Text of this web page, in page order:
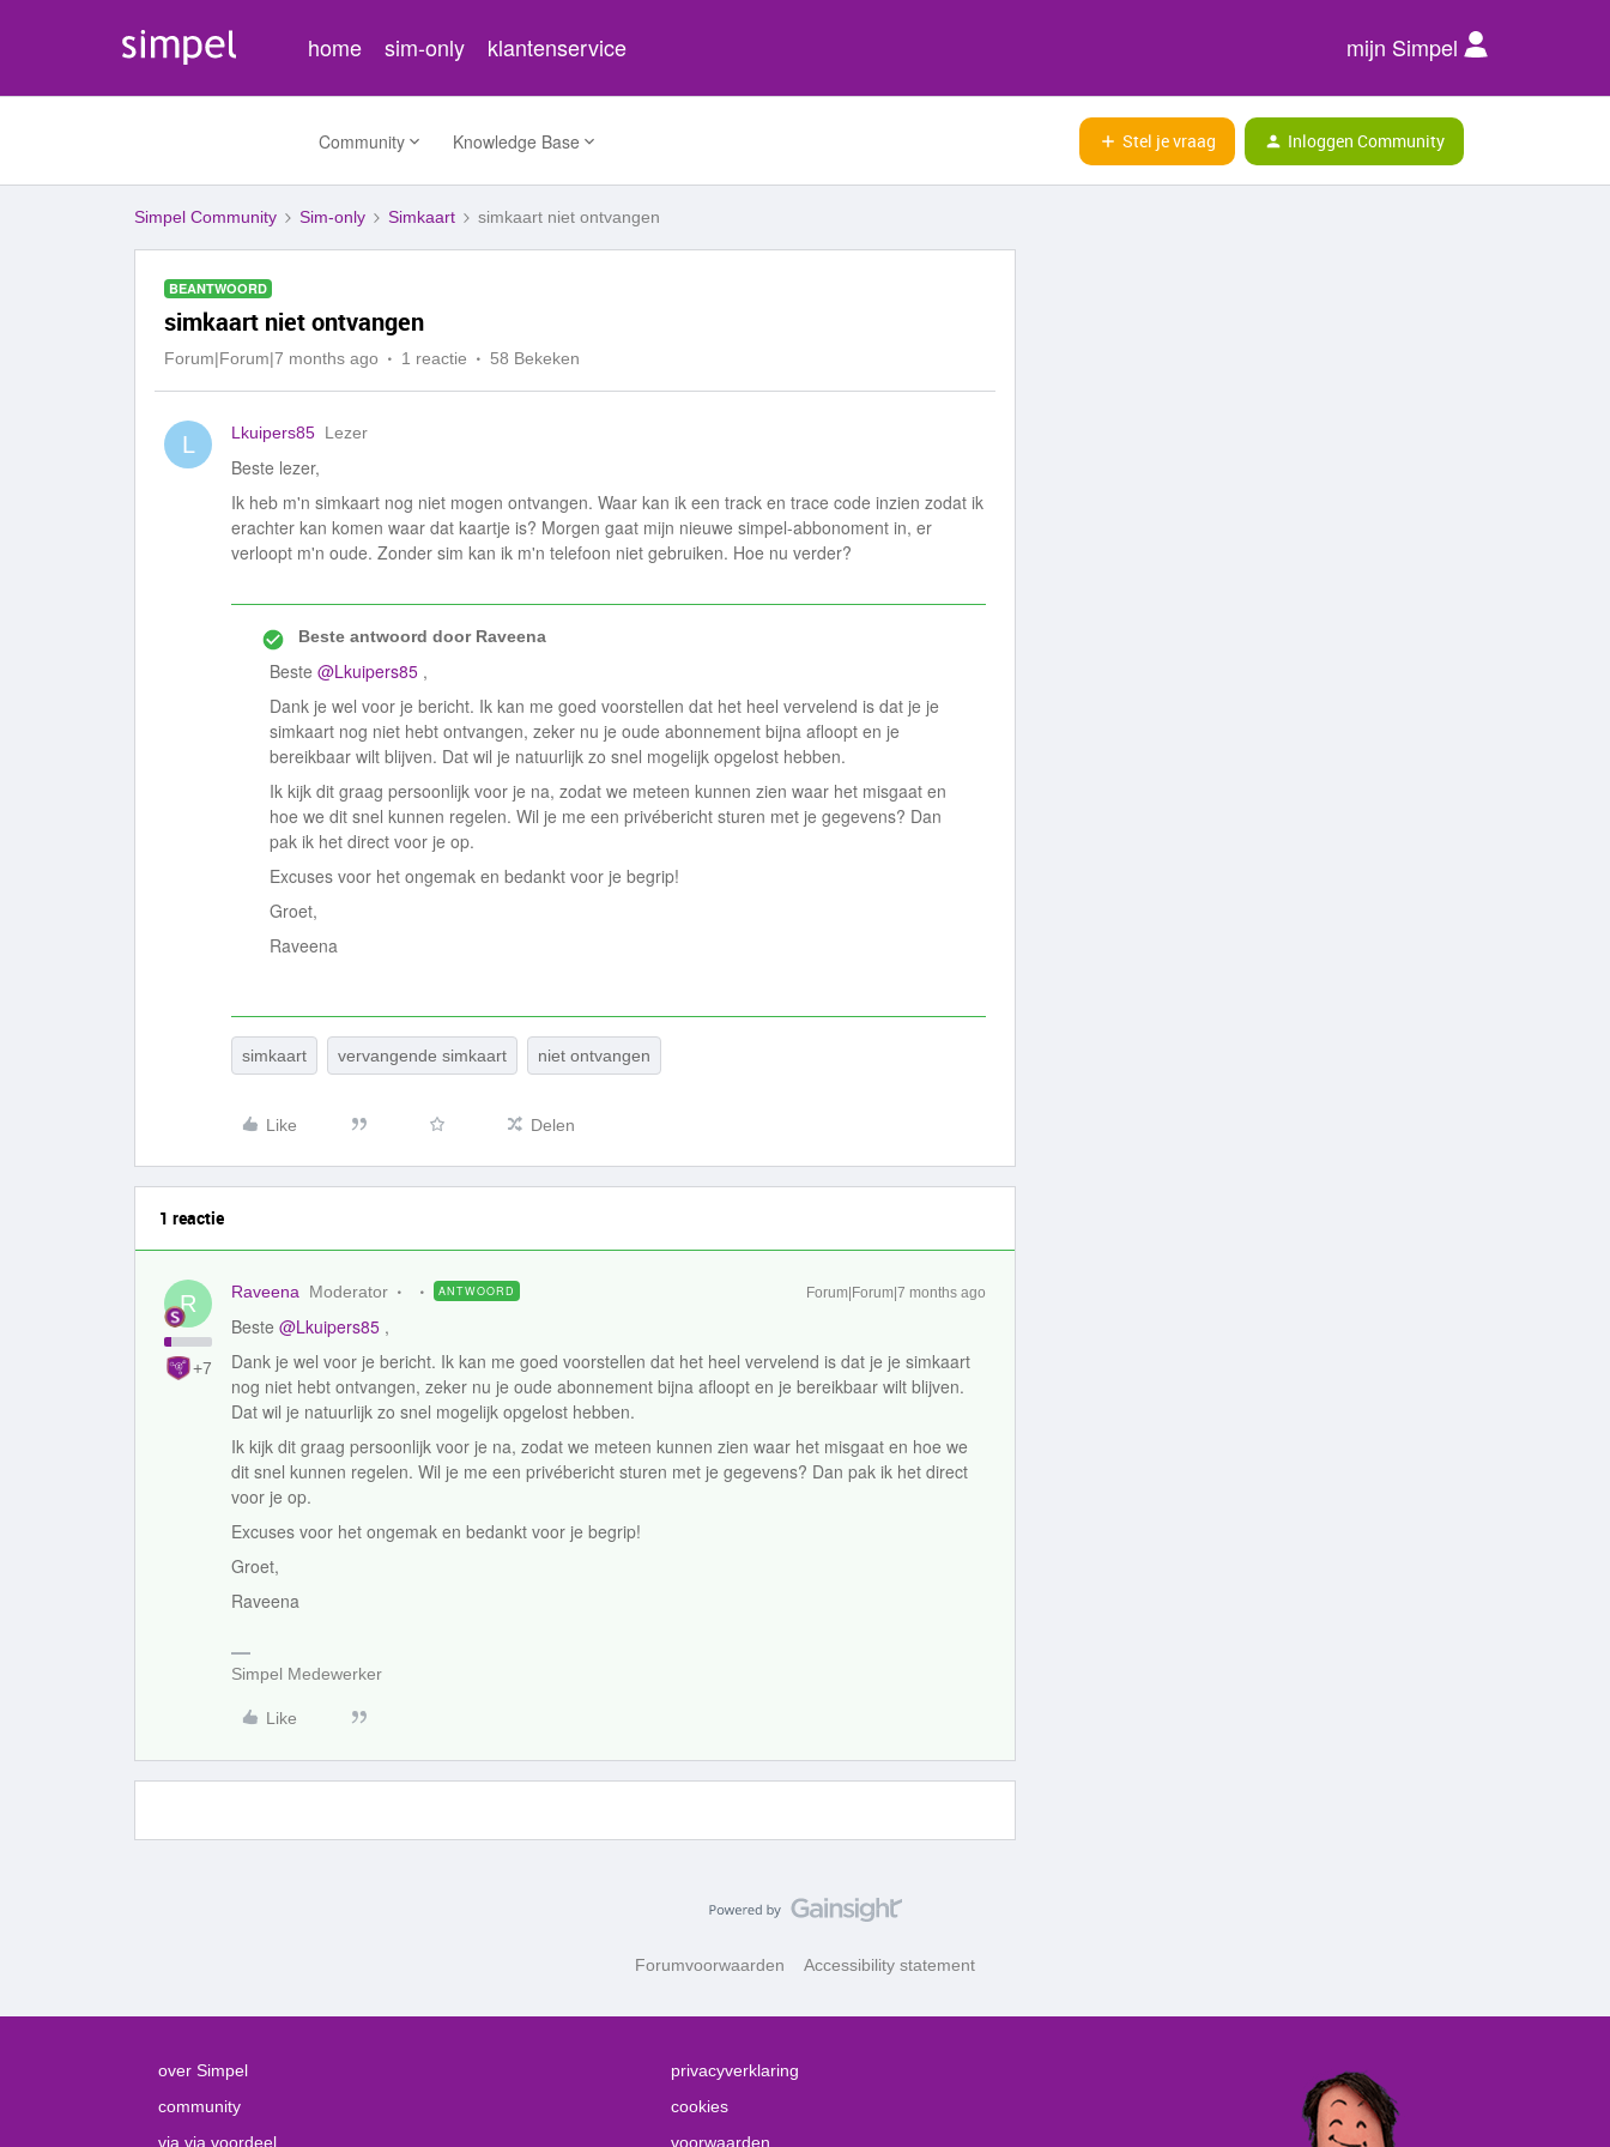
home sim-only klantenservice mijn Simpel
Community Knowledge Base Stel je vraag Inloggen Community
Simpel Community Sim-only Simkaart simkaart niet ontvangen
BEANTWOORD
simkaart niet ontvangen
Forum|Forum|7 months ago 1 reactie 58 Bekeken
L Lkuipers85 Lezer
Beste lezer,
Ik heb m'n simkaart nog niet mogen ontvangen. Waar kan ik een track en trace code inzien zodat ik
erachter kan komen waar dat kaartje is? Morgen gaat mijn nieuwe simpel-abbonoment in, er
verloopt m'n oude. Zonder sim kan ik m'n telefoon niet gebruiken. Hoe nu verder?
Beste antwoord doorRaveena
Beste ​ @Lkuipers85 ,
Dank je wel voor je bericht. Ik kan me goed voorstellen dat het heel vervelend is dat je je
simkaart nog niet hebt ontvangen, zeker nu je oude abonnement bijna afloopt en je
bereikbaar wilt blijven. Dat wil je natuurlijk zo snel mogelijk opgelost hebben.
Ik kijk dit graag persoonlijk voor je na, zodat we meteen kunnen zien waar het misgaat en
hoe we dit snel kunnen regelen. Wil je me een privébericht sturen met je gegevens? Dan
pak ik het direct voor je op.
Excuses voor het ongemak en bedankt voor je begrip!
Groet,
Raveena
simkaart vervangende simkaart niet ontvangen
Like Delen
1 reactie
R
+7
Raveena Moderator ANTWOORD Forum|Forum|7 months ago
Beste ​ @Lkuipers85 ,
Dank je wel voor je bericht. Ik kan me goed voorstellen dat het heel vervelend is dat je je simkaart
nog niet hebt ontvangen, zeker nu je oude abonnement bijna afloopt en je bereikbaar wilt blijven.
Dat wil je natuurlijk zo snel mogelijk opgelost hebben.
Ik kijk dit graag persoonlijk voor je na, zodat we meteen kunnen zien waar het misgaat en hoe we
dit snel kunnen regelen. Wil je me een privébericht sturen met je gegevens? Dan pak ik het direct
voor je op.
Excuses voor het ongemak en bedankt voor je begrip!
Groet,
Raveena
Simpel Medewerker
Like
Forumvoorwaarden Accessibility statement
over Simpel
community
via via voordeel
privacyverklaring
cookies
voorwaarden